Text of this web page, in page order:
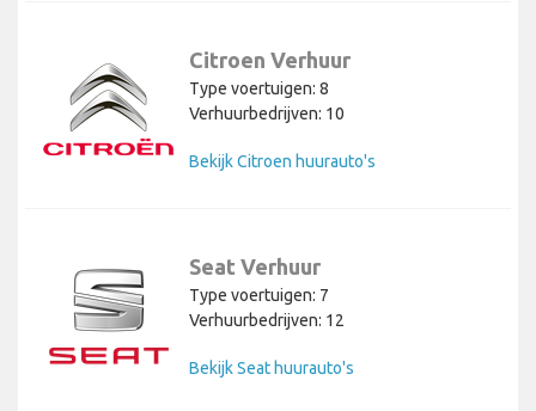
Citroen Verhuur
Type voertuigen: 8
Verhuurbedrijven: 10
Bekijk Citroen huurauto's
Seat Verhuur
Type voertuigen: 7
Verhuurbedrijven: 12
Bekijk Seat huurauto's